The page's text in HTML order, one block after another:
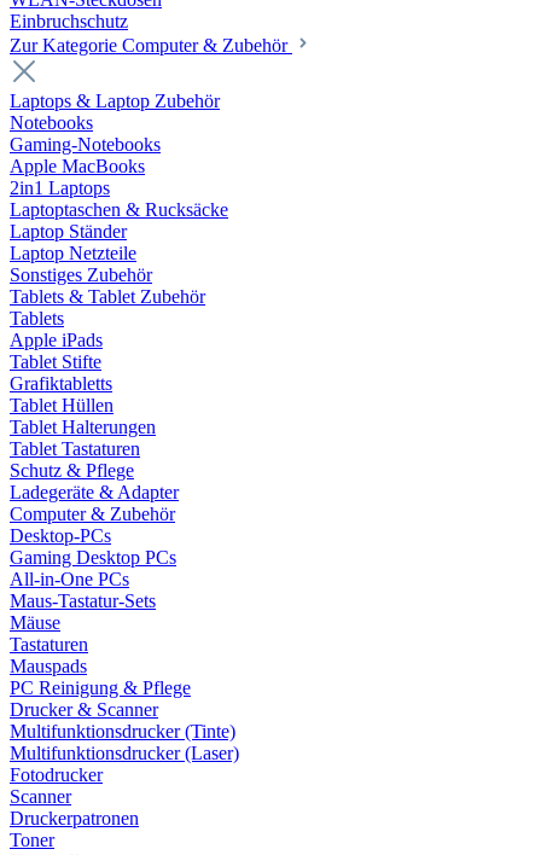
Einbruchschutz
Zur Kategorie Computer & Zubehör
Laptops & Laptop Zubehör
Notebooks
Gaming-Notebooks
Apple MacBooks
2in1 Laptops
Laptoptaschen & Rucksäcke
Laptop Ständer
Laptop Netzteile
Sonstiges Zubehör
Tablets & Tablet Zubehör
Tablets
Apple iPads
Tablet Stifte
Grafiktabletts
Tablet Hüllen
Tablet Halterungen
Tablet Tastaturen
Schutz & Pflege
Ladegeräte & Adapter
Computer & Zubehör
Desktop-PCs
Gaming Desktop PCs
All-in-One PCs
Maus-Tastatur-Sets
Mäuse
Tastaturen
Mauspads
PC Reinigung & Pflege
Drucker & Scanner
Multifunktionsdrucker (Tinte)
Multifunktionsdrucker (Laser)
Fotodrucker
Scanner
Druckerpatronen
Toner